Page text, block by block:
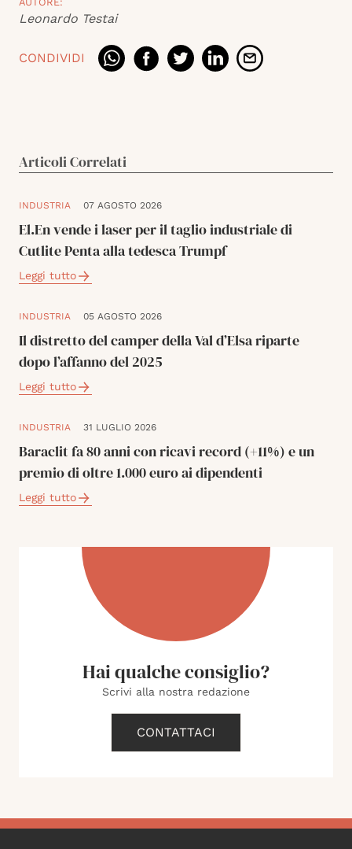
Leonardo Testai
CONDIVIDI
Articoli Correlati
INDUSTRIA 07 AGOSTO 2026
El.En vende i laser per il taglio industriale di
Cutlite Penta alla tedesca Trumpf
Leggi tutto
INDUSTRIA 05 AGOSTO 2026
Il distretto del camper della Val d’Elsa riparte
dopo l’affanno del 2025
Leggi tutto
INDUSTRIA 31 LUGLIO 2026
Baraclit fa 80 anni con ricavi record (+11%) e un
premio di oltre 1.000 euro ai dipendenti
Leggi tutto
Hai qualche consiglio?
Scrivi alla nostra redazione
CONTATTACI